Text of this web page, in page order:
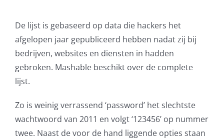
Office365
Glasvezelverbindingen
Microsoft software licenties
SLA overeenkomsten
De lijst is gebaseerd op data die hackers het
afgelopen jaar gepubliceerd hebben nadat zij bij
bedrijven, websites en diensten in hadden
gebroken. Mashable beschikt over de complete
lijst.
Zo is weinig verrassend ‘password’ het slechtste
wachtwoord van 2011 en volgt ‘123456’ op nummer
twee. Naast de voor de hand liggende opties staan